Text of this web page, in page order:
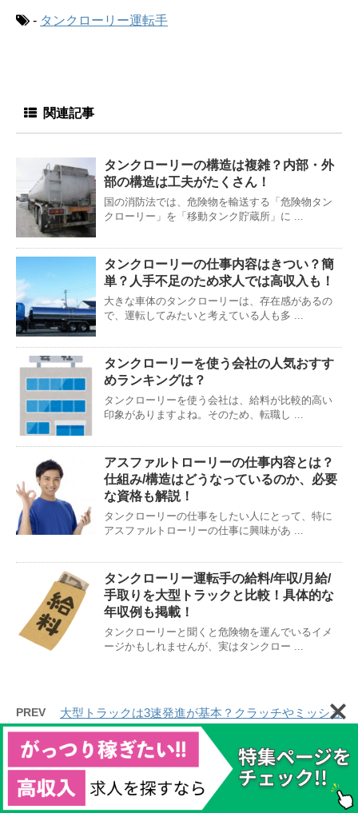
- タンクローリー運転手
関連記事
タンクローリーの構造は複雑？内部・外
部の構造は工夫がたくさん！
国の消防法では、危険物を輸送する「危険物タン
クローリー」を「移動タンク貯蔵所」に ...
タンクローリーの仕事内容はきつい？簡
単？人手不足のため求人では高収入も！
大きな車体のタンクローリーは、存在感があるの
で、運転してみたいと考えている人も多 ...
タンクローリーを使う会社の人気おすす
めランキングは？
タンクローリーを使う会社は、給料が比較的高い
印象がありますよね。そのため、転職し ...
アスファルトローリーの仕事内容とは？
仕組み/構造はどうなっているのか、必要
な資格も解説！
タンクローリーの仕事をしたい人にとって、特に
アスファルトローリーの仕事に興味があ ...
タンクローリー運転手の給料/年収/月給/
手取りを大型トラックと比較！具体的な
年収例も掲載！
タンクローリーと聞くと危険物を運んでいるイメ
ージかもしれませんが、実はタンクロー ...
PREV
大型トラックは3速発進が基本？クラッチやミッショ
ンを傷めないコツ
NEXT
ゴミ収集車の志望動機はこう伝えるのがおすすめ！
転職面接で受けがいい伝え方